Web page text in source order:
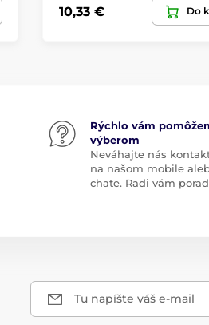
10,33 € Do
Rýchlo vám
výberom
Neváhajte nás
na našom mobile
chate. Radi vám
Tu napíšte váš e-mail